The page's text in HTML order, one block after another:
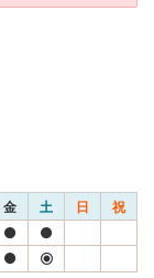
金 土 日 祝